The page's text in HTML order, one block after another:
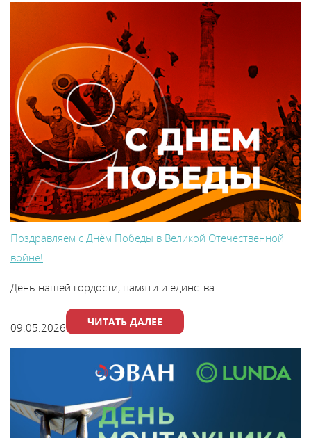
Поздравляем с Днём Победы в Великой Отечественной
войне!
День нашей гордости, памяти и единства.
09.05.2026 ЧИТАТЬ ДАЛЕЕ